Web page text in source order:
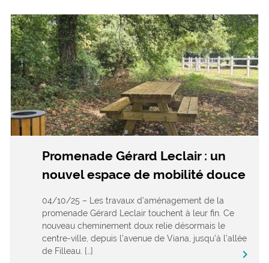
Promenade Gérard Leclair : un
nouvel espace de mobilité douce
04/10/25 – Les travaux d’aménagement de la
promenade Gérard Leclair touchent à leur fin. Ce
nouveau cheminement doux relie désormais le
centre-ville, depuis l’avenue de Viana, jusqu’à l’allée
de Filleau. […]
keyboard_arrow_right